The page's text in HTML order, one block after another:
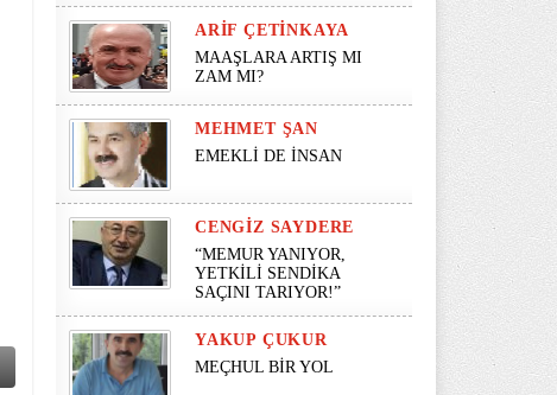
ARIF ÇETINKAYA
MAAŞLARA ARTIŞ MI
ZAM MI?
MEHMET ŞAN
EMEKLİ DE İNSAN
CENGIZ SAYDERE
“MEMUR YANIYOR,
YETKİLİ SENDİKA
SAÇINI TARIYOR!”
YAKUP ÇUKUR
MEÇHUL BİR YOL